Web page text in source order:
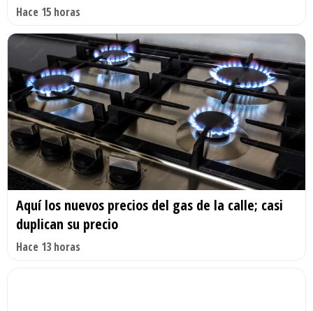
Hace 15 horas
Aquí los nuevos precios del gas de la calle; casi
duplican su precio
Hace 13 horas